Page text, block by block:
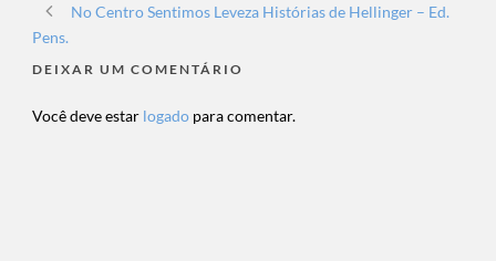
No Centro Sentimos Leveza Histórias de Hellinger – Ed.
Pens.
DEIXAR UM COMENTÁRIO
Você deve estar logado para comentar.